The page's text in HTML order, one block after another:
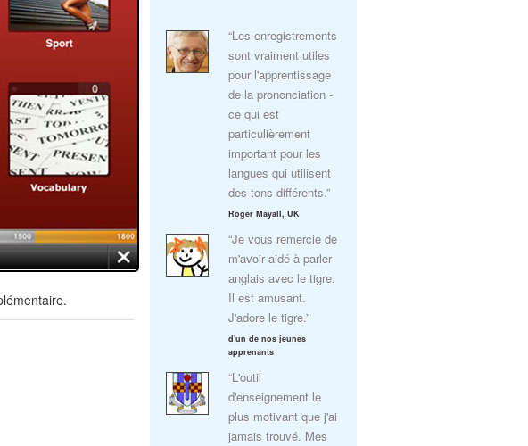
“Les enregistrements
sont vraiment utiles
pour l'apprentissage
de la prononciation -
ce qui est
particulièrement
important pour les
langues qui utilisent
des tons différents.”
Roger Mayall, UK
“Je vous remercie de
m'avoir aidé à parler
anglais avec le tigre.
Il est amusant.
J'adore le tigre.”
d'un de nos jeunes
apprenants
“L'outil
d'enseignement le
plus motivant que j'ai
jamais trouvé. Mes